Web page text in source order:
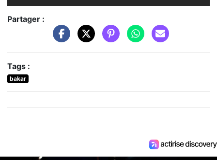
Partager :
Tags :
bakar